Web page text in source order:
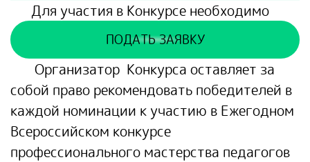
Для участия в Конкурсе необходимо
ПОДАТЬ ЗАЯВКУ
Организатор Конкурса оставляет за
собой право рекомендовать победителей в
каждой номинации к участию в Ежегодном
Всероссийском конкурсе
профессионального мастерства педагогов